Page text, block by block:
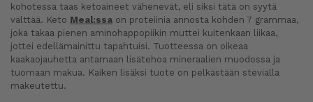
kohotessa taas ketoaineet vähenevät, eli siksi tätä on syytä
välttää. Keto Meal:ssa on proteiinia annosta kohden 7 grammaa,
joka takaa pienen aminohappopiikin muttei kuitenkaan liikaa,
jottei edellämainittu tapahtuisi. Tuotteessa on oikeaa
kaakaojauhetta antamaan lisätehoa mineraalien muodossa ja
tuomaan makua. Kaiken lisäksi tuote on pelkästään stevialla
makeutettu.